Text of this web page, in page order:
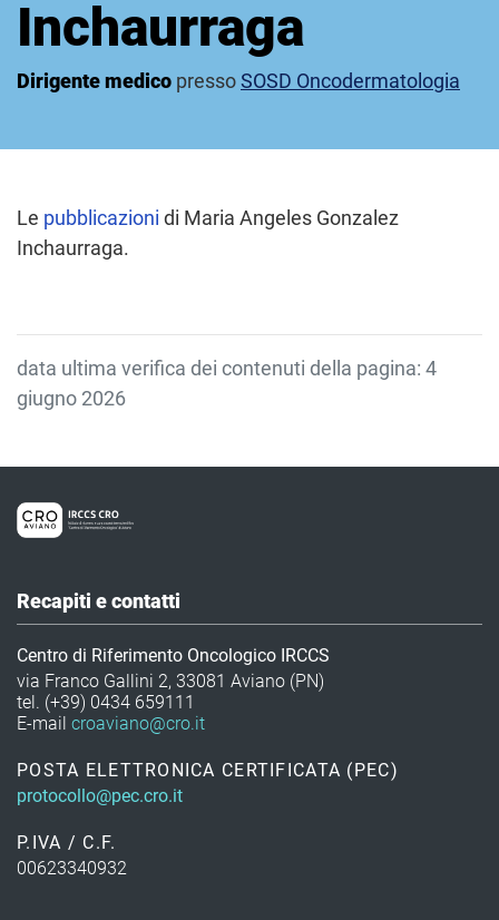
Inchaurraga
Dirigente medico pressoSOSD Oncodermatologia
Le pubblicazioni di Maria Angeles Gonzalez
Inchaurraga.
data ultima verifica dei contenuti della pagina: 4
giugno 2026
Recapiti e contatti
Centro di Riferimento Oncologico IRCCS
via Franco Gallini 2, 33081 Aviano (PN)
tel. (+39) 0434 659111
E-mail croaviano@cro.it
POSTA ELETTRONICA CERTIFICATA (PEC)
protocollo@pec.cro.it
P.IVA / C.F.
00623340932